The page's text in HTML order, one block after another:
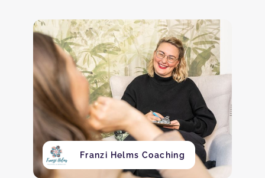
Franzi Helms Coaching